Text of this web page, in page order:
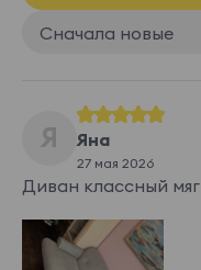
Сначала новые
Я Яна
27 мая 2026
Диван классный